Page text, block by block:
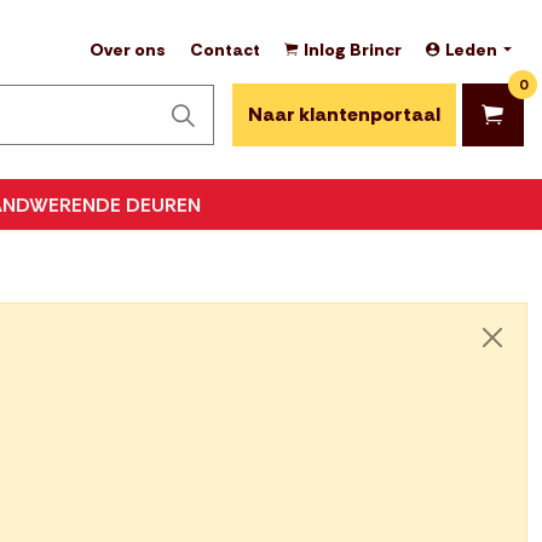
DEUREN
Over ons Contact Inlog Brincr Leden
Naar klantenportaal
0